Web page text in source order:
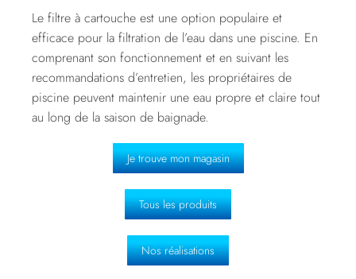
Le filtre à cartouche est une option populaire et
efficace pour la filtration de l’eau dans une piscine. En
comprenant son fonctionnement et en suivant les
recommandations d’entretien, les propriétaires de
piscine peuvent maintenir une eau propre et claire tout
au long de la saison de baignade.
Je trouve mon magasin
Tous les produits
Nos réalisations